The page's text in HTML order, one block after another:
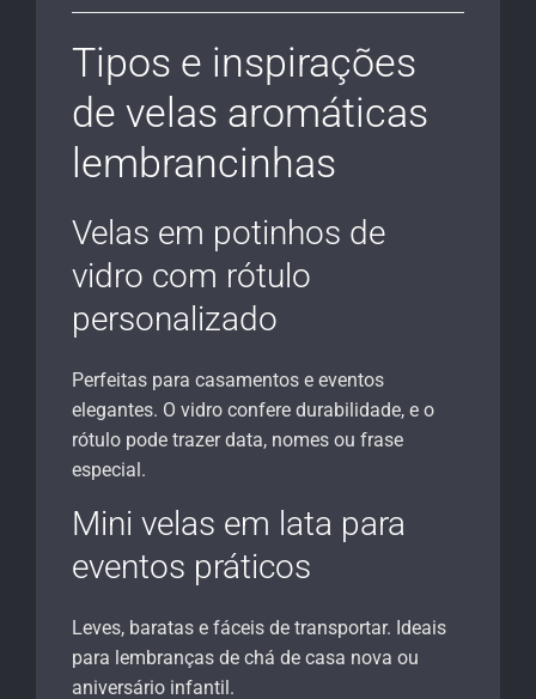
Tipos e inspirações
de velas aromáticas
lembrancinhas
Velas em potinhos de
vidro com rótulo
personalizado
Perfeitas para casamentos e eventos
elegantes. O vidro confere durabilidade, e o
rótulo pode trazer data, nomes ou frase
especial.
Mini velas em lata para
eventos práticos
Leves, baratas e fáceis de transportar. Ideais
para lembranças de chá de casa nova ou
aniversário infantil.